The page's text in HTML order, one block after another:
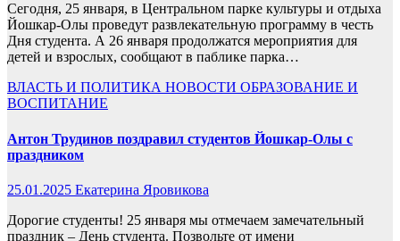
Сегодня, 25 января, в Центральном парке культуры и отдыха
Йошкар-Олы проведут развлекательную программу в честь
Дня студента. А 26 января продолжатся мероприятия для
детей и взрослых, сообщают в паблике парка…
ВЛАСТЬ И ПОЛИТИКА НОВОСТИ ОБРАЗОВАНИЕ И
ВОСПИТАНИЕ
Антон Трудинов поздравил студентов Йошкар-Олы с
праздником
25.01.2025 Екатерина Яровикова
Дорогие студенты! 25 января мы отмечаем замечательный
праздник – День студента. Позвольте от имени